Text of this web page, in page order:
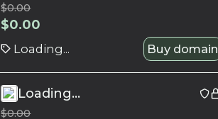
$0.00
$0.00
Loading... Buy domain
Loading...
$0.00